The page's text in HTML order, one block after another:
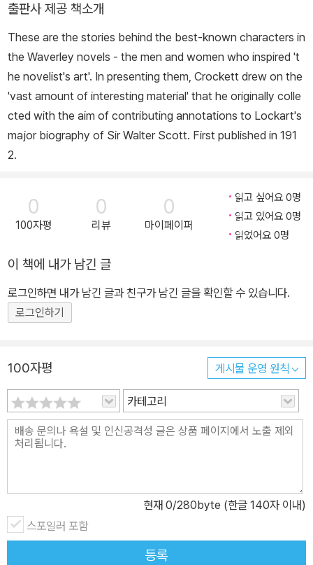
출판사 제공 책소개
These are the stories behind the best-known characters in
the Waverley novels - the men and women who inspired 't
he novelist's art'. In presenting them, Crockett drew on the
'vast amount of interesting material' that he originally colle
cted with the aim of contributing annotations to Lockart's
major biography of Sir Walter Scott. First published in 191
2.
0
100자평
0
리뷰
0
마이페이퍼
읽고 싶어요 0명
읽고 있어요 0명
읽었어요 0명
이 책에 내가 남긴 글
로그인하면 내가 남긴 글과 친구가 남긴 글을 확인할 수 있습니다.
로그인하기
100자평 게시물 운영 원칙
카테고리
현재 0/280byte (한글 140자 이내)
스포일러 포함
등록